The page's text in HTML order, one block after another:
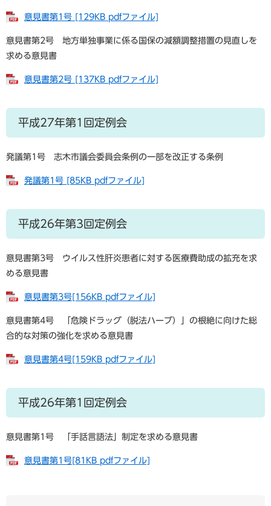
意見書第1号 [129KB pdfファイル]
意見書第2号 地方単独事業に係る国保の減額調整措置の見直しを
求める意見書
意見書第2号 [137KB pdfファイル]
平成27年第1回定例会
発議第1号 志木市議会委員会条例の一部を改正する条例
発議第1号 [85KB pdfファイル]
平成26年第3回定例会
意見書第3号 ウイルス性肝炎患者に対する医療費助成の拡充を求
める意見書
意見書第3号[156KB pdfファイル]
意見書第4号 「危険ドラッグ（脱法ハーブ）」の根絶に向けた総
合的な対策の強化を求める意見書
意見書第4号[159KB pdfファイル]
平成26年第1回定例会
意見書第1号 「手話言語法」制定を求める意見書
意見書第1号[81KB pdfファイル]